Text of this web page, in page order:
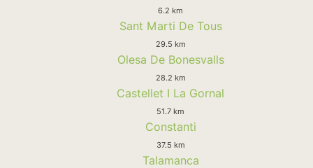
6.2 km
Sant Marti De Tous
29.5 km
Olesa De Bonesvalls
28.2 km
Castellet I La Gornal
51.7 km
Constanti
37.5 km
Talamanca